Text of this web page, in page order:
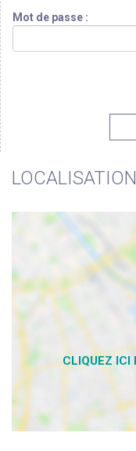
Mot de passe :
LOCALISATION